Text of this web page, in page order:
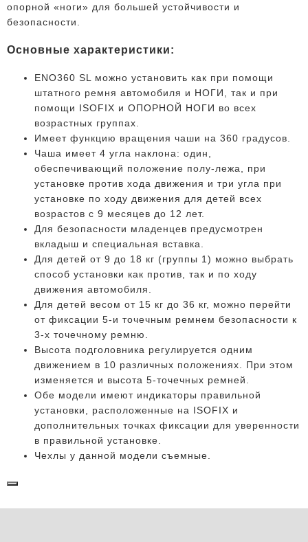
опорной «ноги» для большей устойчивости и
безопасности.
Основные характеристики:
ENO360 SL можно установить как при помощи
штатного ремня автомобиля и НОГИ, так и при
помощи ISOFIX и ОПОРНОЙ НОГИ во всех
возрастных группах.
Имеет функцию вращения чаши на 360 градусов.
Чаша имеет 4 угла наклона: один,
обеспечивающий положение полу-лежа, при
установке против хода движения и три угла при
установке по ходу движения для детей всех
возрастов с 9 месяцев до 12 лет.
Для безопасности младенцев предусмотрен
вкладыш и специальная вставка.
Для детей от 9 до 18 кг (группы 1) можно выбрать
способ установки как против, так и по ходу
движения автомобиля.
Для детей весом от 15 кг до 36 кг, можно перейти
от фиксации 5-и точечным ремнем безопасности к
3-х точечному ремню.
Высота подголовника регулируется одним
движением в 10 различных положениях. При этом
изменяется и высота 5-точечных ремней.
Обе модели имеют индикаторы правильной
установки, расположенные на ISOFIX и
дополнительных точках фиксации для уверенности
в правильной установке.
Чехлы у данной модели съемные.